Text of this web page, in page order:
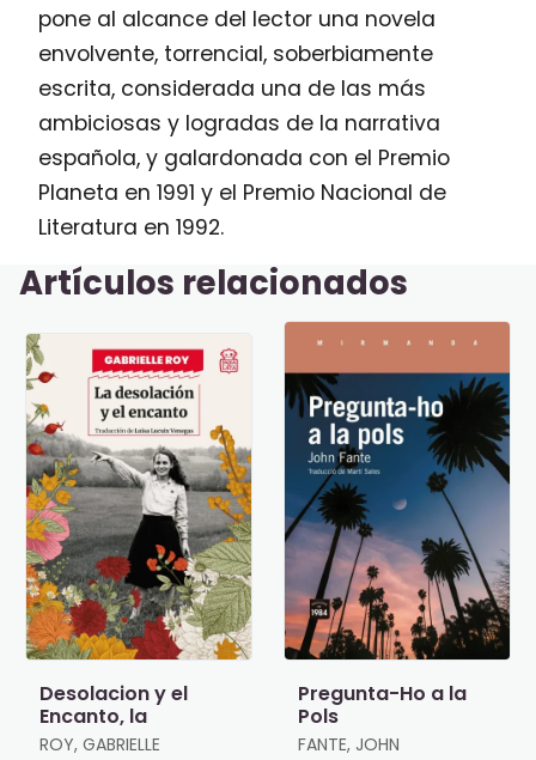
pone al alcance del lector una novela
envolvente, torrencial, soberbiamente
escrita, considerada una de las más
ambiciosas y logradas de la narrativa
española, y galardonada con el Premio
Planeta en 1991 y el Premio Nacional de
Literatura en 1992.
Artículos relacionados
Desolacion y el
Encanto, la
ROY, GABRIELLE
Pregunta-Ho a la
Pols
FANTE, JOHN